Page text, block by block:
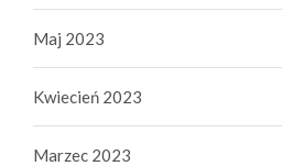
Maj 2023
Kwiecień 2023
Marzec 2023